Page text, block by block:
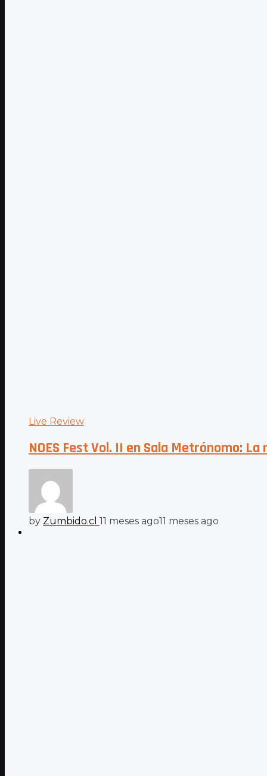
Live Review
NOES Fest Vol. II en Sala Metrónomo:
by Zumbido.cl 11 meses ago11 meses ago